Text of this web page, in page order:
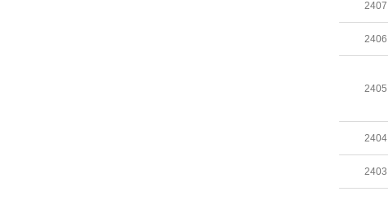
2407
2406
2405
2404
2403